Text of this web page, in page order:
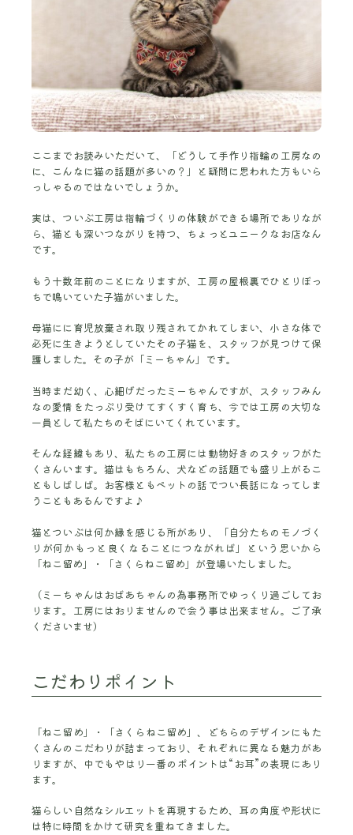
ここまでお読みいただいて、「どうして手作り指輪の工房なの
に、こんなに猫の話題が多いの？」と疑問に思われた方もいら
っしゃるのではないでしょうか。
実は、ついぶ工房は指輪づくりの体験ができる場所でありなが
ら、猫とも深いつながりを持つ、ちょっとユニークなお店なん
です。
もう十数年前のことになりますが、工房の屋根裏でひとりぼっ
ちで鳴いていた子猫がいました。
母猫にに育児放棄され取り残されてかれてしまい、小さな体で
必死に生きようとしていたその子猫を、スタッフが見つけて保
護しました。その子が「ミーちゃん」です。
当時まだ幼く、心細げだったミーちゃんですが、スタッフみん
なの愛情をたっぷり受けてすくすく育ち、今では工房の大切な
一員として私たちのそばにいてくれています。
そんな経緯もあり、私たちの工房には動物好きのスタッフがた
くさんいます。猫はもちろん、犬などの話題でも盛り上がるこ
ともしばしば。お客様ともペットの話でつい長話になってしま
うこともあるんですよ♪
猫とついぶは何か縁を感じる所があり、「自分たちのモノづく
りが何かもっと良くなることにつながれば」という思いから
「ねこ留め」・「さくらねこ留め」が登場いたしました。
（ミーちゃんはおばあちゃんの為事務所でゆっくり過ごしてお
ります。工房にはおりませんので会う事は出来ません。ご了承
くださいませ）
こだわりポイント
「ねこ留め」・「さくらねこ留め」、どちらのデザインにもた
くさんのこだわりが詰まっており、それぞれに異なる魅力があ
りますが、中でもやはり一番のポイントは“お耳”の表現にあり
ます。
猫らしい自然なシルエットを再現するため、耳の角度や形状に
は特に時間をかけて研究を重ねてきました。